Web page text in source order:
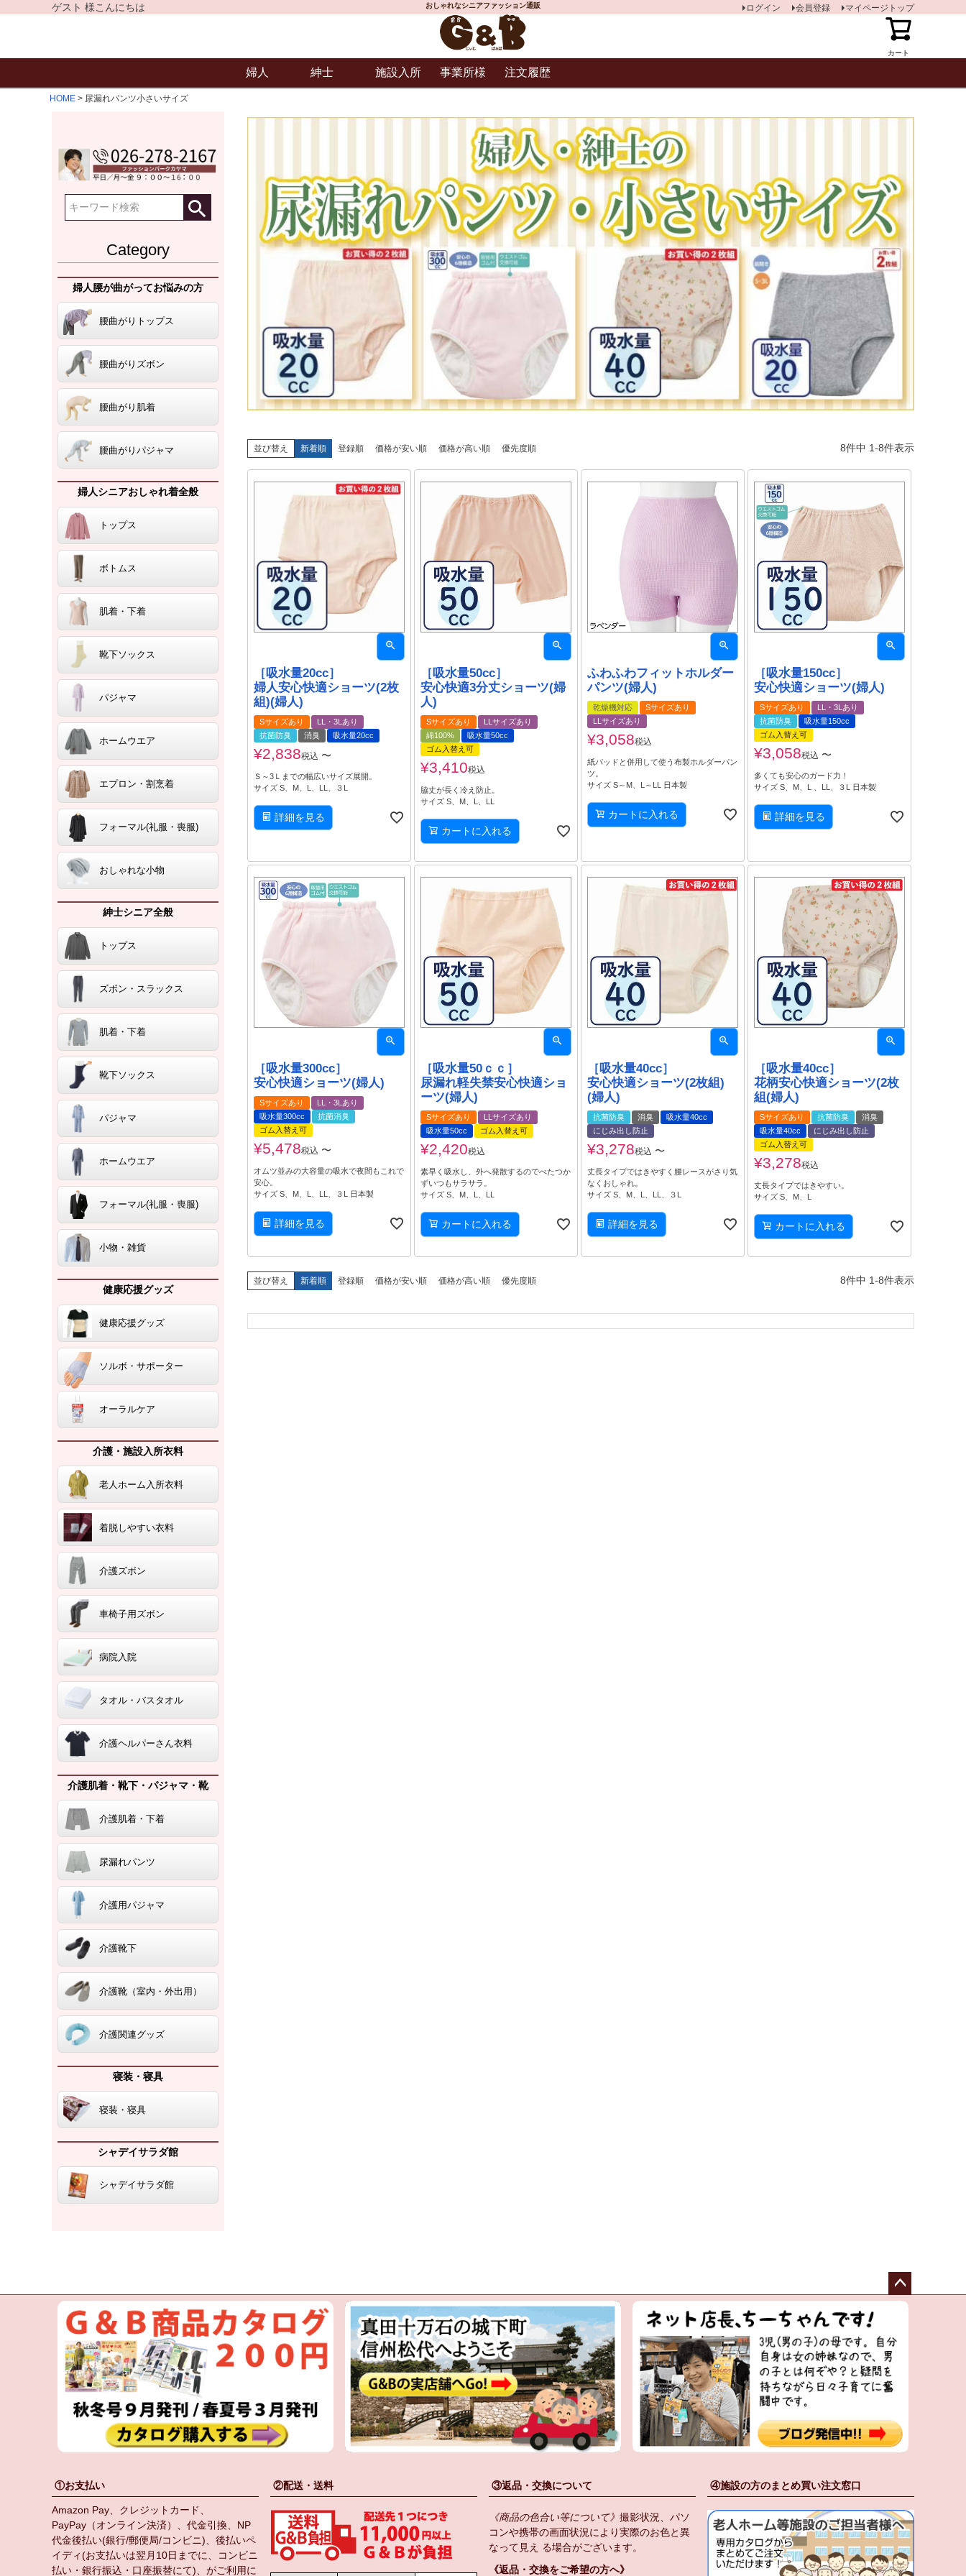
ゲスト 様こんにちは おしゃれなシニアファッション通販
カート
ログイン 会員登録 マイページトップ
婦人 紳士 施設入所 事業所様 注文履歴
HOME 尿漏れパンツ小さいサイズ
Category
婦人腰が曲がってお悩みの方
腰曲がりトップス
腰曲がりズボン
腰曲がり肌着
腰曲がりパジャマ
婦人シニアおしゃれ着全般
トップス
ボトムス
肌着・下着
靴下ソックス
パジャマ
ホームウエア
エプロン・割烹着
フォーマル(礼服・喪服)
おしゃれな小物
紳士シニア全般
トップス
ズボン・スラックス
肌着・下着
靴下ソックス
パジャマ
ホームウエア
フォーマル(礼服・喪服)
小物・雑貨
健康応援グッズ
健康応援グッズ
ソルボ・サポーター
オーラルケア
介護・施設入所衣料
老人ホーム入所衣料
着脱しやすい衣料
介護ズボン
車椅子用ズボン
病院入院
タオル・バスタオル
介護ヘルパーさん衣料
介護肌着・靴下・パジャマ・靴
介護肌着・下着
尿漏れパンツ
介護用パジャマ
介護靴下
介護靴（室内・外出用）
介護関連グッズ
寝装・寝具
寝装・寝具
シャデイサラダ館
シャデイサラダ館
並び替え 新着順 登録順 価格が安い順 価格が高い順 優先度順 8件中 1-8件表示
［吸水量20cc］
婦人安心快適ショーツ(2枚
組)(婦人)
Sサイズあり
LL・3Lあり
抗菌防臭
消臭 吸水量20cc
¥2,838税込 〜
Ｓ～3Ｌまでの幅広いサイズ展開。
サイズ S、M、L、LL、３L
詳細を見る
［吸水量50cc］
安心快適3分丈ショーツ(婦
人)
Sサイズあり
LLサイズあり
綿100%
吸水量50cc
ゴム入替え可
¥3,410税込
脇丈が長く冷え防止。
サイズ S、M、L、LL
カートに入れる
ふわふわフィットホルダー
パンツ(婦人)
乾燥機対応
Sサイズあり
LLサイズあり
¥3,058税込
紙パッドと併用して使う布製ホルダーパン
ツ。
サイズ S～M、L～LL 日本製
カートに入れる
［吸水量150cc］
安心快適ショーツ(婦人)
Sサイズあり
LL・3Lあり
抗菌防臭
吸水量150cc
ゴム入替え可
¥3,058税込 〜
多くても安心のガード力！
サイズ S、M、L 、LL、３L 日本製
詳細を見る
［吸水量300cc］
安心快適ショーツ(婦人)
Sサイズあり
LL・3Lあり
吸水量300cc
抗菌消臭
ゴム入替え可
¥5,478税込 〜
オムツ並みの大容量の吸水で夜間もこれで
安心。
サイズ S、M、L、LL、３L 日本製
詳細を見る
［吸水量50ｃｃ］
尿漏れ軽失禁安心快適ショ
ーツ(婦人)
Sサイズあり
LLサイズあり
吸水量50cc
ゴム入替え可
¥2,420税込
素早く吸水し、外へ発散するのでべたつか
ずいつもサラサラ。
サイズ S、M、L、LL
カートに入れる
［吸水量40cc］
安心快適ショーツ(2枚組)
(婦人)
抗菌防臭 消臭
吸水量40cc
にじみ出し防止
¥3,278税込 〜
丈長タイプではきやすく腰レースがさり気
なくおしゃれ。
サイズ S、M、L、LL、３L
詳細を見る
［吸水量40cc］
花柄安心快適ショーツ(2枚
組(婦人)
Sサイズあり 抗菌防臭
消臭
吸水量40cc
にじみ出し防止
ゴム入替え可
¥3,278税込
丈長タイプではきやすい。
サイズ S、M、L
カートに入れる
並び替え 新着順 登録順 価格が安い順 価格が高い順 優先度順 8件中 1-8件表示
ペー
へ
①お支払い
Amazon Pay、クレジットカード、
PayPay（オンライン決済）、代金引換、NP
代金後払い(銀行/郵便局/コンビニ)、後払いペ
イディ(お支払いは翌月10日までに、コンビニ
払い・銀行振込・口座振替にて)、がご利用に
②配送・送料 ③返品・交換について
《商品の色合い等について》 撮影状況、パソ
コンや携帯の画面状況により実際のお色と異
なって見え る場合がございます。
《返品・交換をご希望の方へ》
④施設の方のまとめ買い注文窓口